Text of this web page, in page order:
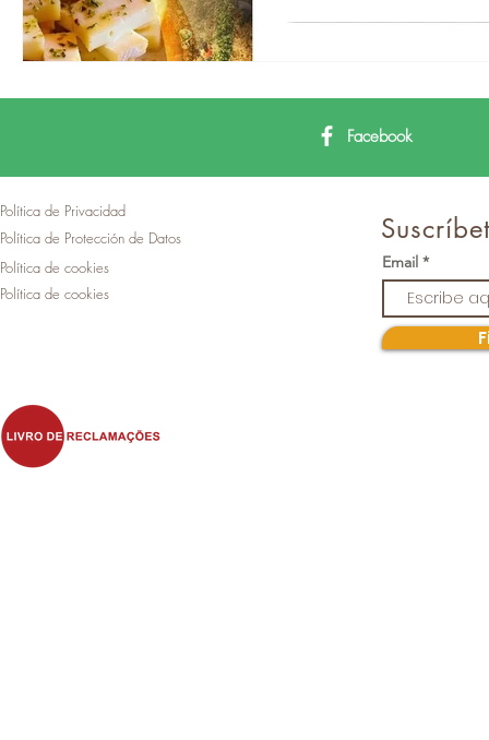
Facebook
Política de Privacidad
Política de Protección de Datos
Política de cookies
Política de cookies
Email